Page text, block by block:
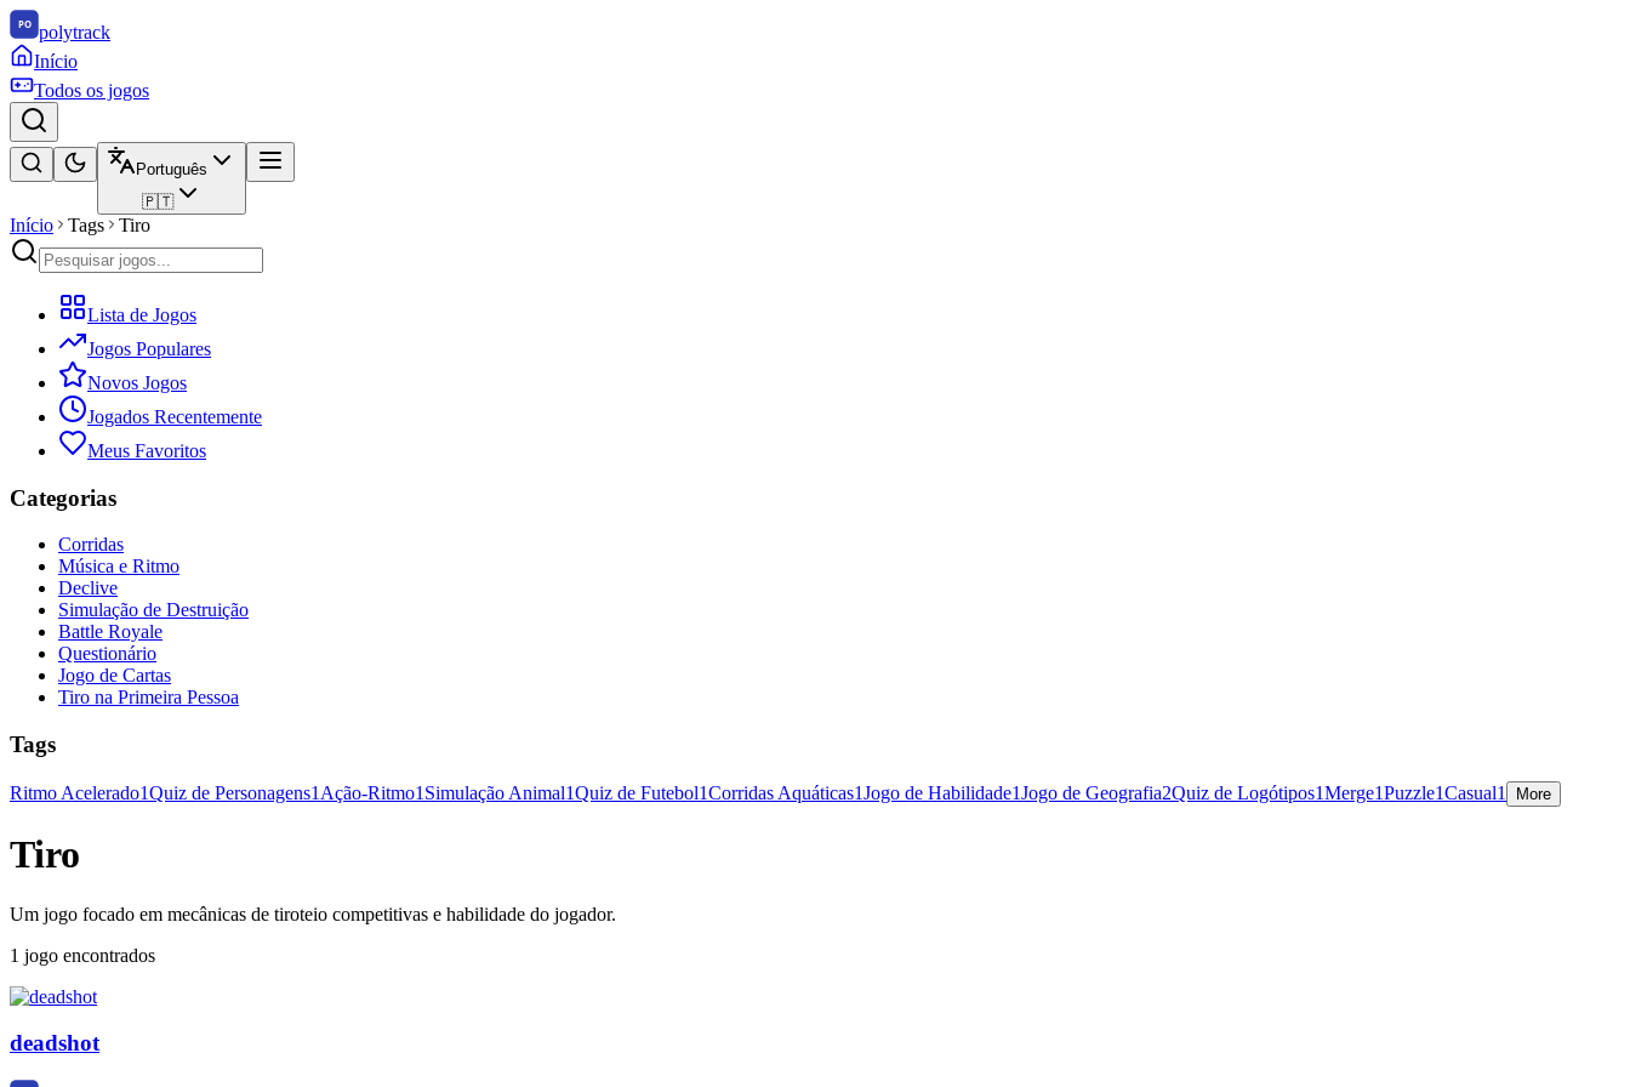
polytrack
Início
Todos os jogos
Português
🇵🇹
Início Tags Tiro
Lista de Jogos
Jogos Populares
Novos Jogos
Jogados Recentemente
Meus Favoritos
Categorias
Corridas
Música e Ritmo
Declive
Simulação de Destruição
Battle Royale
Questionário
Jogo de Cartas
Tiro na Primeira Pessoa
Tags
Ritmo Acelerado1Quiz de Personagens1 Ação-Ritmo1 Simulação Animal1Quiz de Futebol1Corridas Aquáticas1Jogo de Habilidade1Jogo de Geografia2Quiz de Logótipos1Merge1Puzzle1Casual1 More
Tiro
Um jogo focado em mecânicas de tiroteio competitivas e habilidade do jogador.
1 jogo encontrados
deadshot